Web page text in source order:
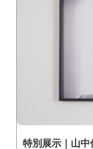
特別展示｜山中